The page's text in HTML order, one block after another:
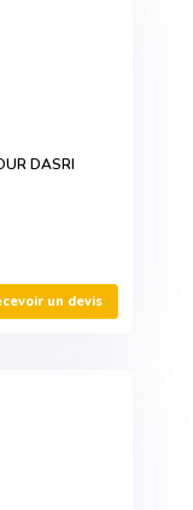
DASRI
un devis